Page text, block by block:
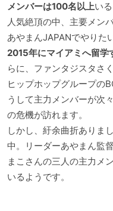
メンバーは100名以上いる
人気絶頂の中、主要メン
あやまんJAPANでやりた
2015年にマイアミへ留学
らに、ファンタジスタさ
ヒップホップグループの
うして主力メンバーが次
の危機が訪れます。
しかし、紆余曲折ありま
中。リーダーあやまん監
まこさんの三人の主力メ
いるようです。